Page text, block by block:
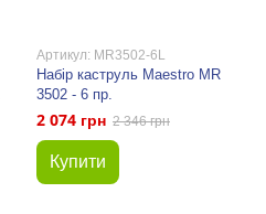
Артикул: MR3502-6L
Набір каструль Maestro MR
3502 - 6 пр.
2 074 грн 2 346 грн
Купити